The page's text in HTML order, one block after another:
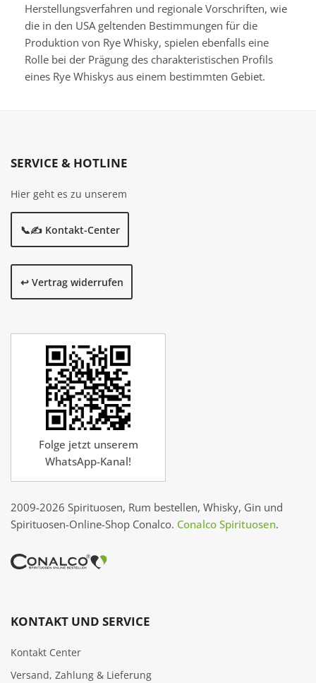
Herstellungsverfahren und regionale Vorschriften, wie
die in den USA geltenden Bestimmungen für die
Produktion von Rye Whisky, spielen ebenfalls eine
Rolle bei der Prägung des charakteristischen Profils
eines Rye Whiskys aus einem bestimmten Gebiet.
SERVICE & HOTLINE
Hier geht es zu unserem
📞✍️ Kontakt-Center
↩️ Vertrag widerrufen
Folge jetzt unserem
WhatsApp-Kanal!
2009-2026 Spirituosen, Rum bestellen, Whisky, Gin und
Spirituosen-Online-Shop Conalco. Conalco Spirituosen.
KONTAKT UND SERVICE
Kontakt Center
Versand, Zahlung & Lieferung